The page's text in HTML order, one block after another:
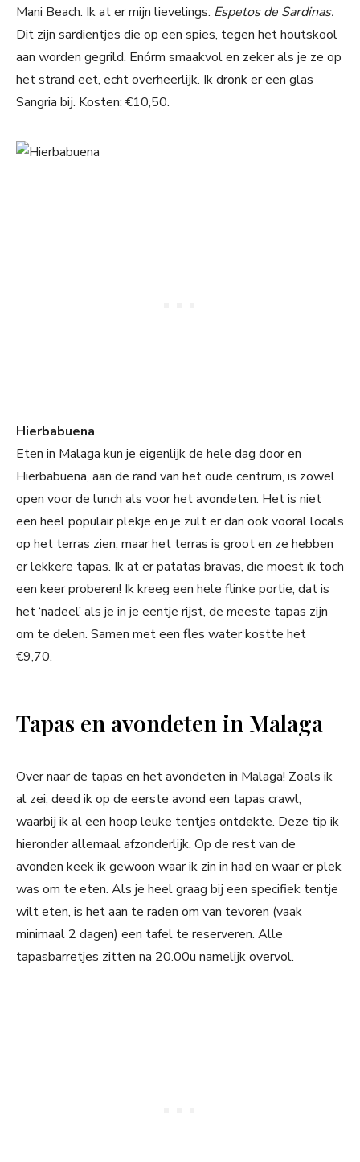
Mani Beach. Ik at er mijn lievelings: Espetos de Sardinas.
Dit zijn sardientjes die op een spies, tegen het houtskool
aan worden gegrild. Enórm smaakvol en zeker als je ze op
het strand eet, echt overheerlijk. Ik dronk er een glas
Sangria bij. Kosten: €10,50.
Hierbabuena
Eten in Malaga kun je eigenlijk de hele dag door en
Hierbabuena, aan de rand van het oude centrum, is zowel
open voor de lunch als voor het avondeten. Het is niet
een heel populair plekje en je zult er dan ook vooral locals
op het terras zien, maar het terras is groot en ze hebben
er lekkere tapas. Ik at er patatas bravas, die moest ik toch
een keer proberen! Ik kreeg een hele flinke portie, dat is
het ‘nadeel’ als je in je eentje rijst, de meeste tapas zijn
om te delen. Samen met een fles water kostte het
€9,70.
Tapas en avondeten in Malaga
Over naar de tapas en het avondeten in Malaga! Zoals ik
al zei, deed ik op de eerste avond een tapas crawl,
waarbij ik al een hoop leuke tentjes ontdekte. Deze tip ik
hieronder allemaal afzonderlijk. Op de rest van de
avonden keek ik gewoon waar ik zin in had en waar er plek
was om te eten. Als je heel graag bij een specifiek tentje
wilt eten, is het aan te raden om van tevoren (vaak
minimaal 2 dagen) een tafel te reserveren. Alle
tapasbarretjes zitten na 20.00u namelijk overvol.